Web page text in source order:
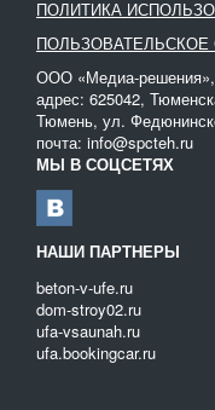
ПОЛИТИКА
ООО «Медиа-
адрес: 625042,
Тюмень, ул.
почта: info@spcteh.ru
МЫ В СОЦСЕТЯХ
НАШИ ПАРТНЕРЫ
beton-v-ufe.ru
dom-stroy02.ru
ufa-vsaunah.ru
ufa.bookingcar.ru